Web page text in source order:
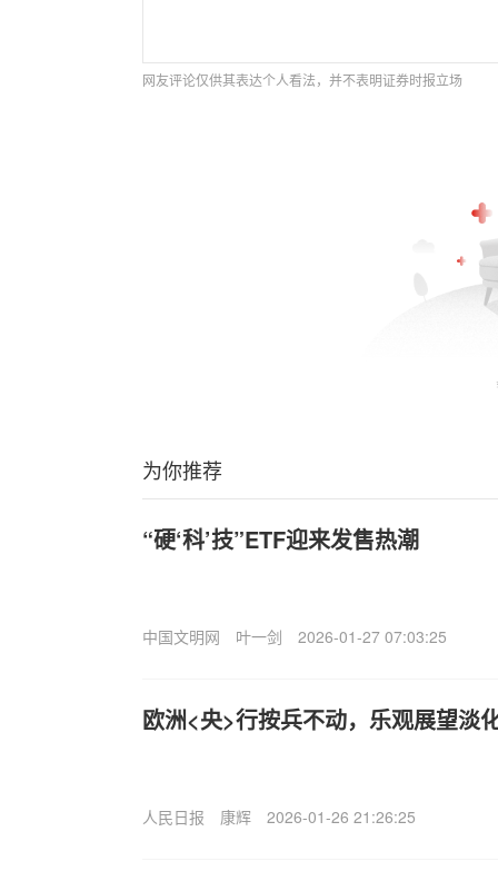
网友评论仅供其表达个人看法，并不表明证券时报立场
为你推荐
“硬‘科’技”ETF迎来发售热潮
中国文明网 叶一剑 2026-01-27 07:03:25
欧洲<央>行按兵不动，乐观展望淡
人民日报 康辉 2026-01-26 21:26:25